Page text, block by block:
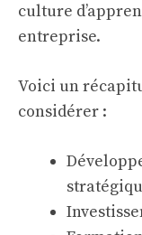
culture
entreprise.
Voici un
considérer :